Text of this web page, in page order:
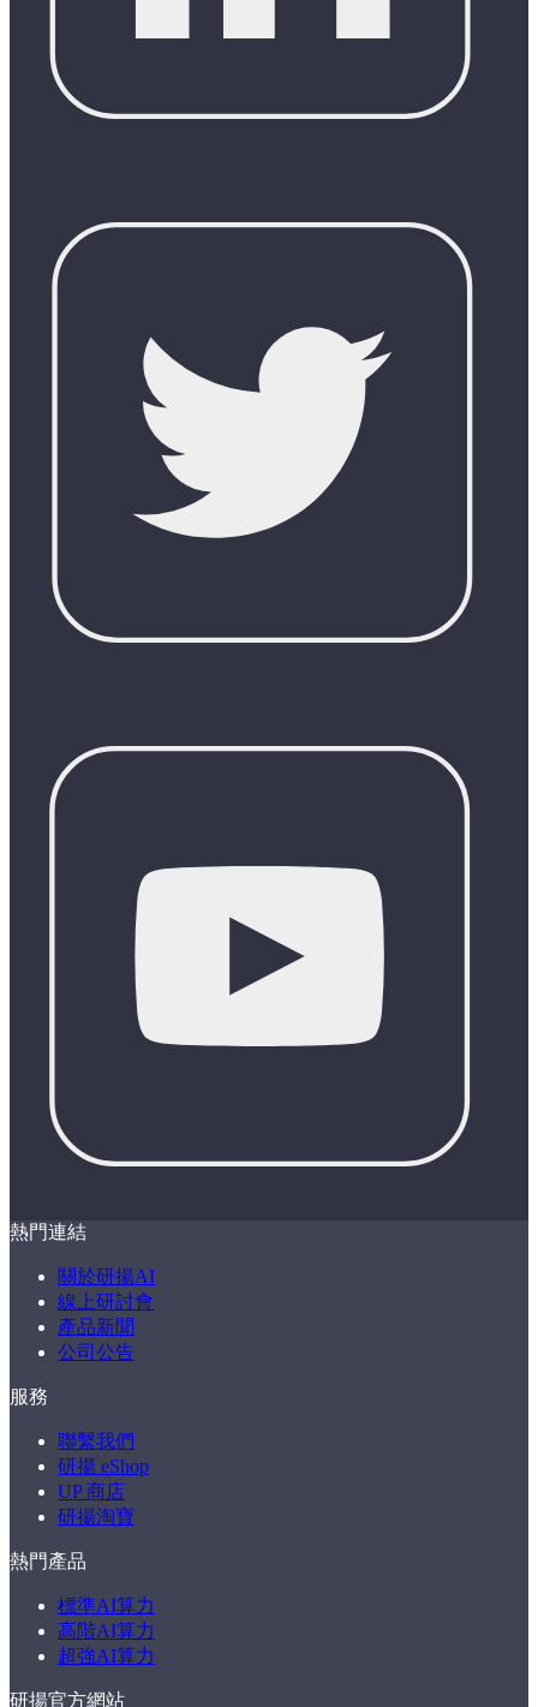
熱門連結
關於研揚AI
線上研討會
產品新聞
公司公告
服務
聯繫我們
研揚 eShop
UP 商店
研揚淘寶
熱門產品
標準AI算力
高階AI算力
超強AI算力
研揚官方網站